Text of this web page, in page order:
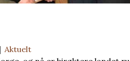
| Aktuelt